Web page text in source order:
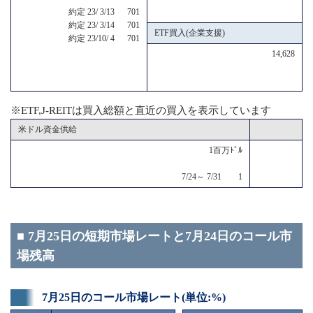
約定 23/ 3/13 701
約定 23/ 3/14 701
約定 23/10/ 4 701
ETF買入(企業支援)
14,628
※ETF,J-REITは買入総額と直近の買入を表示しています
米ドル資金供給
1百万ﾄﾞﾙ
7/24～ 7/31 1
■ 7月25日の短期市場レートと7月24日のコール市
場残高
7月25日のコール市場レート(単位:%)